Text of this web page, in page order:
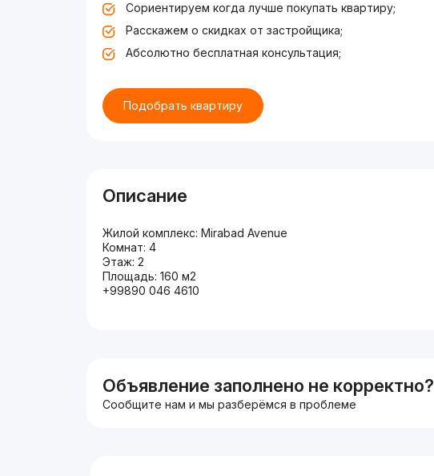
Сориентируем когда лучше покупать квартиру;
Расскажем о скидках от застройщика;
Абсолютно бесплатная консультация;
Подобрать квартиру
Описание
Жилой комплекс: Mirabad Avenue
Комнат: 4
Этаж: 2
Площадь: 160 м2
+99890 046 4610
Объявление заполнено не корректно?
Сообщите нам и мы разберёмся в проблеме